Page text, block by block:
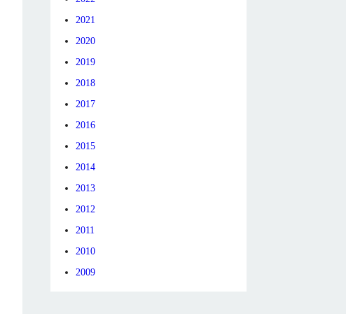
2021
2020
2019
2018
2017
2016
2015
2014
2013
2012
2011
2010
2009